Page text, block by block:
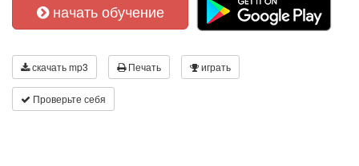
начать обучение
скачать mp3 Печать играть
Проверьте себя